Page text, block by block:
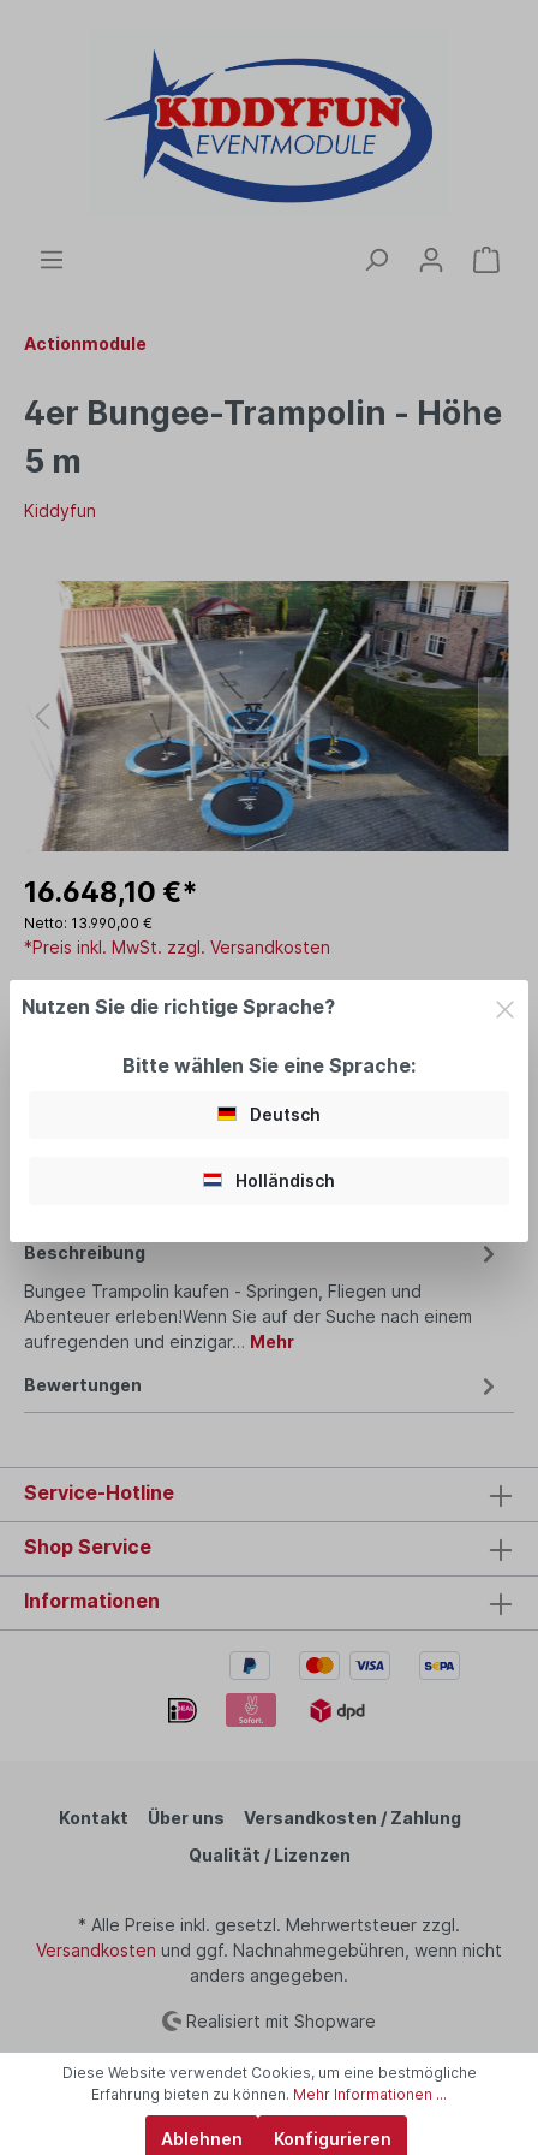
Actionmodule
4er Bungee-Trampolin - Höhe
5 m
Kiddyfun
16.648,10 €*
Netto: 13.990,00 €
*Preis inkl. MwSt. zzgl. Versandkosten
In den Warenkorb
Beschreibung
Bungee Trampolin kaufen - Springen, Fliegen und
Abenteuer erleben!Wenn Sie auf der Suche nach einem
aufregenden und einzigar… Mehr
Bewertungen
Service-Hotline
Shop Service
Informationen
Kontakt Über uns
Versandkosten / Zahlung
Qualität / Lizenzen
* Alle Preise inkl. gesetzl. Mehrwertsteuer zzgl.
Versandkosten und ggf. Nachnahmegebühren, wenn nicht
anders angegeben.
Realisiert mit Shopware
Diese Website verwendet Cookies, um eine bestmögliche
Erfahrung bieten zu können. Mehr Informationen ...
Ablehnen Konfigurieren
Nutzen Sie die richtige Sprache?
Bitte wählen Sie eine Sprache:
Deutsch
Holländisch